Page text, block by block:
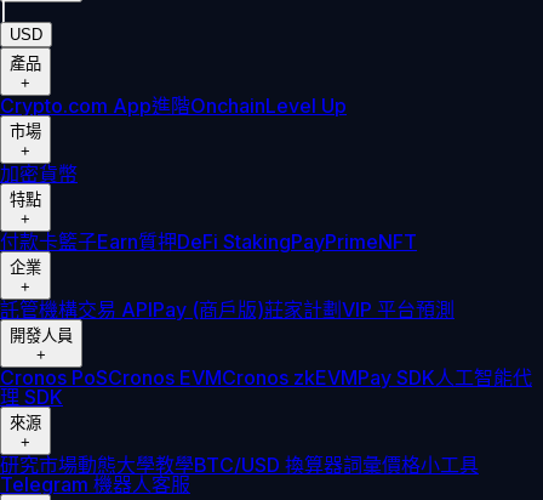
USD
產品
+
Crypto.com App進階OnchainLevel Up
市場
+
加密貨幣
特點
+
付款卡籃子Earn質押DeFi StakingPayPrimeNFT
企業
+
託管機構交易 APIPay (商戶版)莊家計劃 VIP 平台預測
開發人員
+
Cronos PoSCronos EVMCronos zkEVMPay SDK人工智能代
理 SDK
來源
+
研究市場動態大學教學BTC/USD 換算器詞彙價格小工具
Telegram 機器人客服